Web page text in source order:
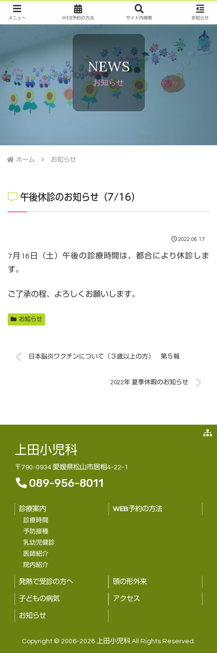
NEWS
お知らせ
ホーム お知らせ
午後休診のお知らせ（7/16）
2022.06.17
7月16日（土）午後の診療時間は、都合により休診しま
す。
ご了承の程、よろしくお願いします。
お知らせ
日本脳炎ワクチンについて（３歳以上の方） 第５報
2022年 夏季休暇のお知らせ
上田小児科
〒790-0934 愛媛県松山市居相4-22-1
089-956-8011
診療案内
診療時間
予防接種
乳幼児健診
医師紹介
院内紹介
WEB予約の方法
発熱で受診の方へ 頭の形外来
子どもの病気 アクセス
お知らせ
Copyright © 2006-2026 上田小児科 All Rights Reserved.
メニュー WEB予約の方法 サイト内検索 お知らせ